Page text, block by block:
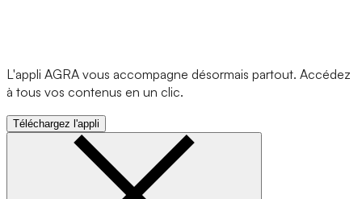
L'appli AGRA vous accompagne désormais partout. Accédez
à tous vos contenus en un clic.
Téléchargez l'appli